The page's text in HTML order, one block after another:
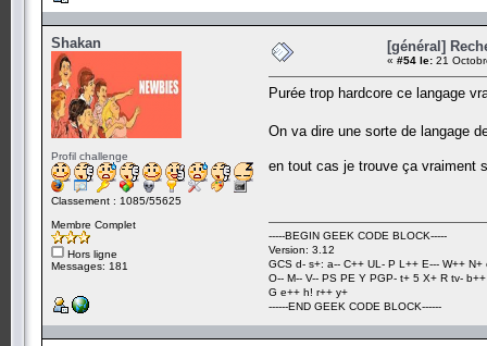
Shakan
Profil challenge
Classement : 1085/55625
Membre Complet
Hors ligne
Messages: 181
[général]
« #54 le: 21
Purée trop hardcore ce langage
On va dire une sorte de langage
en tout cas je trouve ça vraiment
-----BEGIN GEEK CODE BLOCK-----
Version: 3.12
GCS d- s+: a-- C++ UL- P L++ E--- W++ N+
O-- M-- V-- PS PE Y PGP- t+ 5 X+ R tv-
G e++ h! r++ y+
------END GEEK CODE BLOCK------